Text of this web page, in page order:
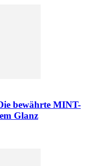
bewährte MINT-
Glanz